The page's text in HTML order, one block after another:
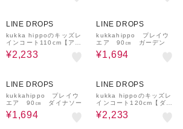
LINE DROPS
kukka hippoのキッズレ
インコート110cm【アニ
マル】
¥2,233
LINE DROPS
kukkahippo プレイウ
エア 90㎝ ガーデン
¥1,694
LINE DROPS
kukkahippo プレイウ
エア 90㎝ ダイナソー
¥1,694
LINE DROPS
kukka hippoのキッズレ
インコート120cm【ダイ
ナソー】
¥2,233